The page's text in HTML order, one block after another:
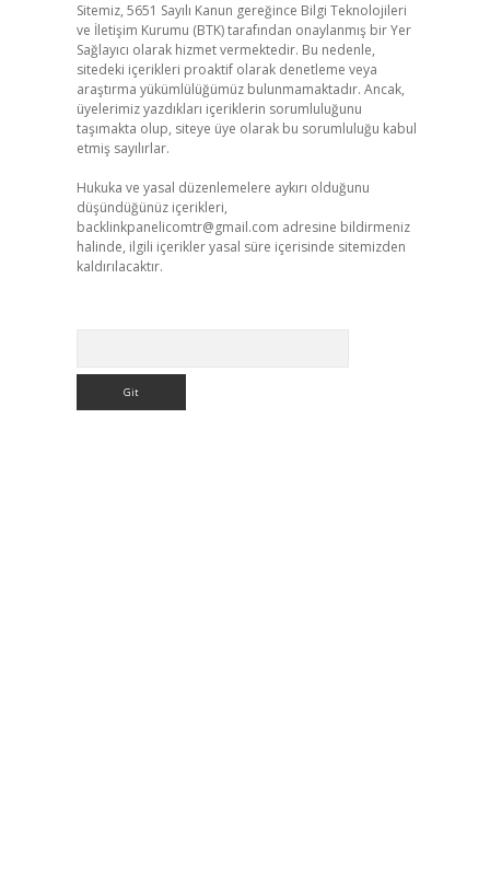
Sitemiz, 5651 Sayılı Kanun gereğince Bilgi Teknolojileri
ve İletişim Kurumu (BTK) tarafından onaylanmış bir Yer
Sağlayıcı olarak hizmet vermektedir. Bu nedenle,
sitedeki içerikleri proaktif olarak denetleme veya
araştırma yükümlülüğümüz bulunmamaktadır. Ancak,
üyelerimiz yazdıkları içeriklerin sorumluluğunu
taşımakta olup, siteye üye olarak bu sorumluluğu kabul
etmiş sayılırlar.
Hukuka ve yasal düzenlemelere aykırı olduğunu
düşündüğünüz içerikleri,
backlinkpanelicomtr@gmail.com adresine bildirmeniz
halinde, ilgili içerikler yasal süre içerisinde sitemizden
kaldırılacaktır.